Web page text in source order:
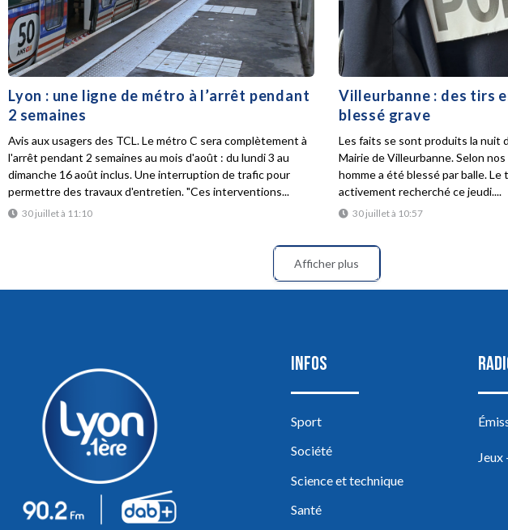
Lyon : une ligne de métro à l’arrêt pendant
2 semaines
30 juillet à 11:10
Avis aux usagers des TCL. Le métro C sera complètement à
l'arrêt pendant 2 semaines au mois d'août : du lundi 3 au
dimanche 16 août inclus. Une interruption de trafic pour
permettre des travaux d'entretien. "Ces interventions...
Villeurbanne : des tirs
blessé grave
30 juillet à 10:57
Les faits se sont produits la nuit
Mairie de Villeurbanne. Selon
homme a été blessé par balle.
activement recherché ce jeudi....
Afficher plus
INFOS
Sport
Société
Science et technique
Santé
Jeux